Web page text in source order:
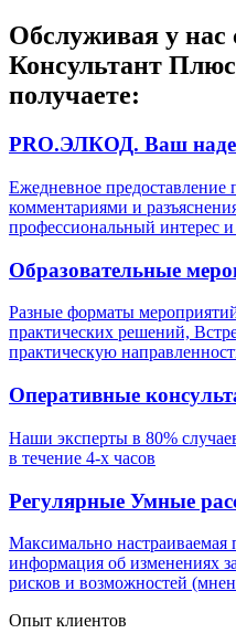
Обслуживая у нас
Консультант
получаете:
PRO.ЭЛКОД. Ваш
Ежедневное
комментариями и
профессиональный интерес
Образовательные
Разные форматы
практических решений,
практическую
Оперативные
Наши эксперты в 80%
в течение 4-х часов
Регулярные Умные
Максимально настраиваемая
информация об изменениях
рисков и возможностей
Опыт клиентов